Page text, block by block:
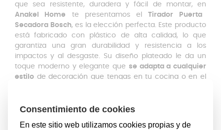
que sea resistente, duradera y fácil de montar, en
Anakel Home te presentamos elTirador Puerta
Secadora Bosch, es la elección perfecta. Este producto
está fabricado con plástico de alta calidad, lo que
garantiza una gran durabilidad y resistencia a los
impactos y al desgaste. Su diseño plateado le da un
toque moderno y elegante que se adapta a cualquier
estilo de decoración que tengas en tu cocina o en el
Además, el Tirador Secadora Bosch
Balay,Lynx,SiemensyLG,lo que implica que podrás